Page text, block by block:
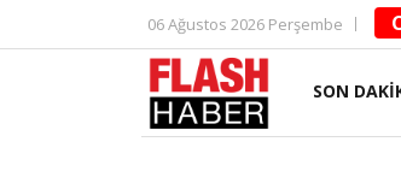
06 Ağustos 2026 Perşembe
SON